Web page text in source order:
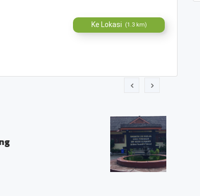
Ke Lokasi (1.3 km)
Magelang, Jawa Tengah 56512